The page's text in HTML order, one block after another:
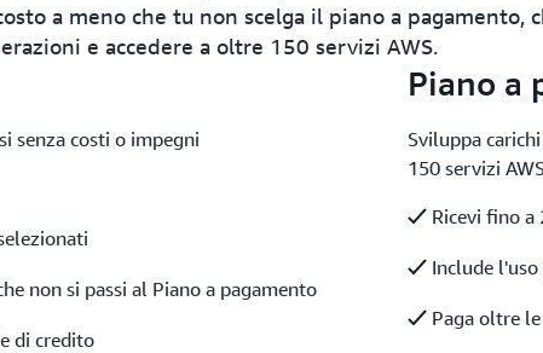
a meno che tu non scelga il piano a pagamento,
e accedere a oltre 150 servizi AWS.
senza costi o impegni
non si passi al Piano a pagamento
di credito
Piano a
Sviluppa
150 servizi
Ricevi fino a
Include
Paga oltre